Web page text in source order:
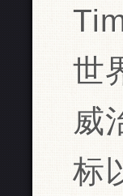
世
威
标